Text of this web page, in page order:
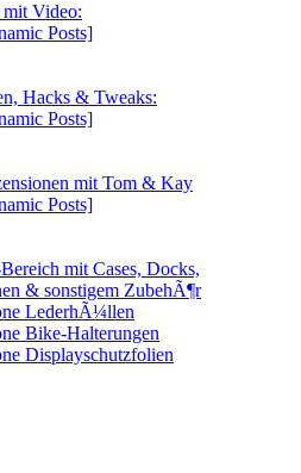
Video:
Posts]
Hacks & Tweaks:
Posts]
mit Tom & Kay
Posts]
mit Cases, Docks,
& sonstigem ZubehÃ¶r
LederhÃ¼llen
Bike-Halterungen
Displayschutzfolien